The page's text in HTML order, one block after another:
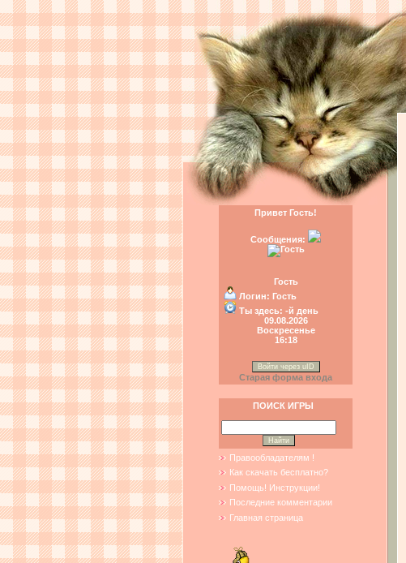
Привет Гость!
Сообщения:
Гость
Логин: Гость
Ты здесь: -й день
09.08.2026
Воскресенье
16:18
Войти через uID
Старая форма входа
ПОИСК ИГРЫ
Правообладателям !
Как скачать бесплатно?
Помощь! Инструкции!
Последние комментарии
Главная страница